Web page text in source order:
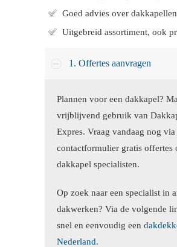
Goed advies over dakkapellen
Uitgebreid assortiment, ook
1. Offertes aanvragen
Plannen voor een dakkapel?
vrijblijvend gebruik van
Expres. Vraag vandaag nog via
contactformulier gratis offertes
dakkapel specialisten.
Op zoek naar een specialist in
dakwerken? Via de volgende
snel en eenvoudig een
Nederland.